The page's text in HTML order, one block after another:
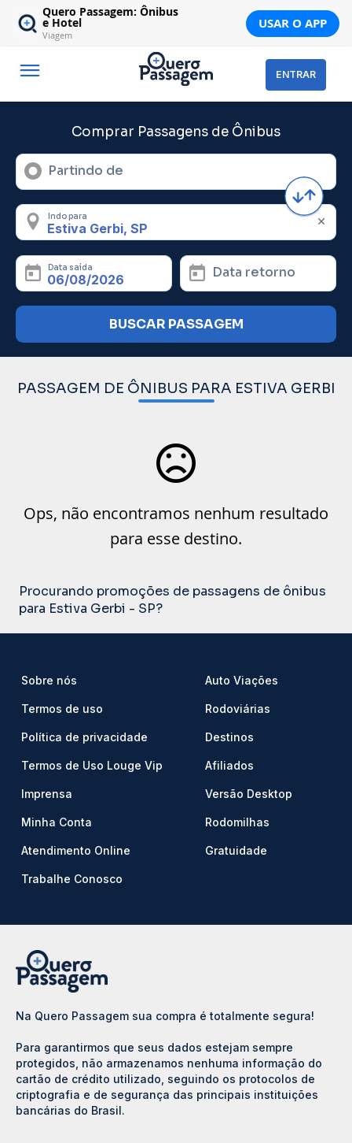
Quero Passagem: Ônibus
e Hotel
Viagem
USAR O APP
ENTRAR
Comprar Passagens de Ônibus
Partindo de
Indo para
Data saída Data retorno
BUSCAR PASSAGEM
PASSAGEM DE ÔNIBUS PARA ESTIVA GERBI
Ops, não encontramos nenhum resultado
para esse destino.
Procurando promoções de passagens de ônibus
para Estiva Gerbi - SP?
Sobre nós
Termos de uso
Política de privacidade
Termos de Uso Louge Vip
Imprensa
Minha Conta
Atendimento Online
Trabalhe Conosco
Auto Viações
Rodoviárias
Destinos
Afiliados
Versão Desktop
Rodomilhas
Gratuidade
Na Quero Passagem sua compra é totalmente segura!
Para garantirmos que seus dados estejam sempre
protegidos, não armazenamos nenhuma informação do
cartão de crédito utilizado, seguindo os protocolos de
criptografia e de segurança das principais instituições
bancárias do Brasil.